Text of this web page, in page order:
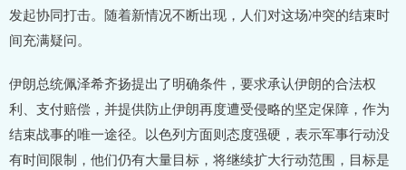
发起协同打击。随着新情况不断出现，人们对这场冲突的结束时
间充满疑问。
伊朗总统佩泽希齐扬提出了明确条件，要求承认伊朗的合法权
利、支付赔偿，并提供防止伊朗再度遭受侵略的坚定保障，作为
结束战事的唯一途径。以色列方面则态度强硬，表示军事行动没
有时间限制，他们仍有大量目标，将继续扩大行动范围，目标是